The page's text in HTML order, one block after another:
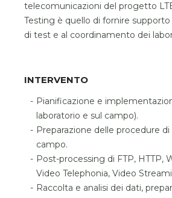
telecomunicazioni del progetto
Testing è quello di fornire supporto
di test e al coordinamento dei
INTERVENTO
Pianificazione e
laboratorio e sul campo).
Preparazione delle procedure
campo.
Post-processing di FTP, HTTP,
Video Telephonia, Video
Raccolta e analisi dei dati,